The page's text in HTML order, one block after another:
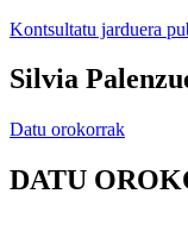
Kontsultatu jarduera
Silvia
Datu orokorrak
DATU